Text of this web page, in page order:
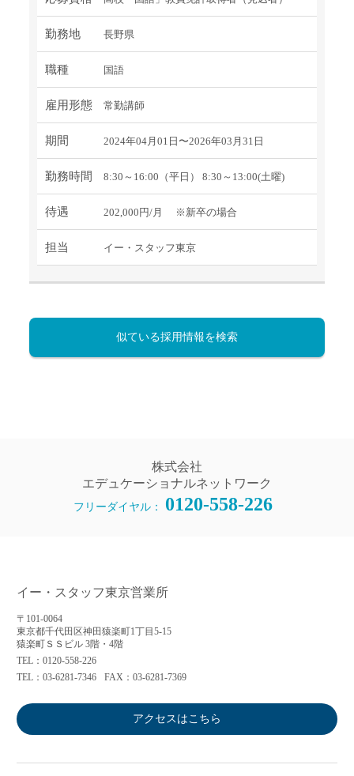
勤務地 長野県
職種 国語
雇用形態 常勤講師
期間 2024年04月01日〜2026年03月31日
勤務時間 8:30～16:00（平日） 8:30～13:00(土曜)
待遇 202,000円/月 ※新卒の場合
担当 イー・スタッフ東京
似ている採用情報を検索
株式会社
エデュケーショナルネットワーク
フリーダイヤル： 0120-558-226
イー・スタッフ東京営業所
〒101-0064
東京都千代田区神田猿楽町1丁目5-15
猿楽町ＳＳビル 3階・4階
TEL：0120-558-226
TEL：03-6281-7346
FAX：03-6281-7369
アクセスはこちら